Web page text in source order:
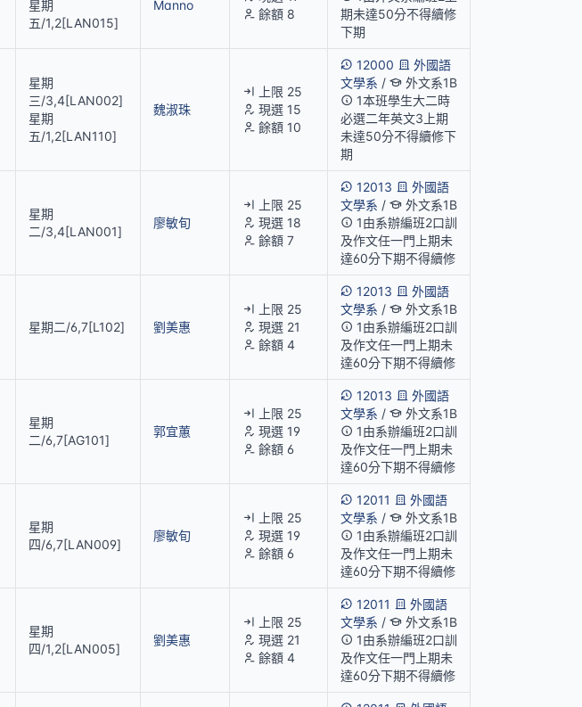
星期
五/1,2[LAN015]
Manno
餘額 8
期未達50分不得續修
下期
星期
三/3,4[LAN002]
星期
五/1,2[LAN110]
魏淑珠
上限 25
現選 15
餘額 10
12000
外國語
文學系 /
外文系1B
1本班學生大二時
必選二年英文3上期
未達50分不得續修下
期
星期
二/3,4[LAN001]
廖敏旬
上限 25
現選 18
餘額 7
12013
外國語
文學系 /
外文系1B
1由系辦編班2口訓
及作文任一門上期未
達60分下期不得續修
星期二/6,7[L102] 劉美惠
上限 25
現選 21
餘額 4
12013
外國語
文學系 /
外文系1B
1由系辦編班2口訓
及作文任一門上期未
達60分下期不得續修
星期
二/6,7[AG101]
郭宜蕙
上限 25
現選 19
餘額 6
12013
外國語
文學系 /
外文系1B
1由系辦編班2口訓
及作文任一門上期未
達60分下期不得續修
星期
四/6,7[LAN009]
廖敏旬
上限 25
現選 19
餘額 6
12011
外國語
文學系 /
外文系1B
1由系辦編班2口訓
及作文任一門上期未
達60分下期不得續修
星期
四/1,2[LAN005]
劉美惠
上限 25
現選 21
餘額 4
12011
外國語
文學系 /
外文系1B
1由系辦編班2口訓
及作文任一門上期未
達60分下期不得續修